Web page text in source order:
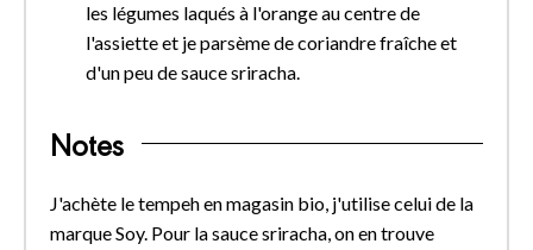
les légumes laqués à l'orange au centre de
l'assiette et je parsème de coriandre fraîche et
d'un peu de sauce sriracha.
Notes
J'achète le tempeh en magasin bio, j'utilise celui de la
marque Soy. Pour la sauce sriracha, on en trouve